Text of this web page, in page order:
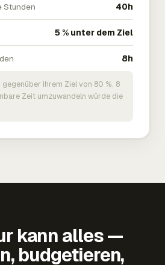
Stunden 40h
5 % unter dem Ziel
8h
gegenüber Ihrem Ziel von 80 %. 8
Zeit umzuwandeln würde die
kann alles —
budgetieren,